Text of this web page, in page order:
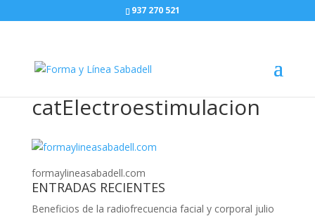
937 270 521
catElectroestimulacion
formaylineasabadell.com
ENTRADAS RECIENTES
Beneficios de la radiofrecuencia facial y corporal julio